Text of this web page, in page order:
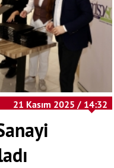
21 Kasım 2025 / 14:32